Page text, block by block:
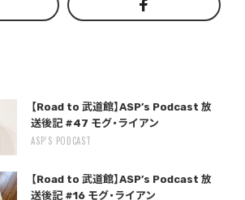
【Road to 武道館】ASP’s Podcast 放
送後記 #47 モグ・ライアン
ASP’S PODCAST
【Road to 武道館】ASP’s Podcast 放
送後記 #16 モグ・ライアン